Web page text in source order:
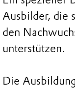
Ausbilder, die
den
unterstützen.
Die